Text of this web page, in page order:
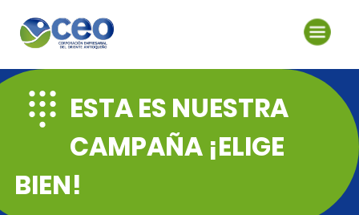
ESTA ES NUESTRA
CAMPAÑA ¡ELIGE
BIEN!